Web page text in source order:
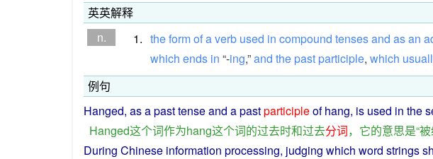
英英解释
n.
1. theformofaverb used in compound tensesand asan
which ends in “-ing,”and the past participle, which
例句
Hanged, asapasttenseand apastparticipleofhang, is used in the
Hanged这个词作为hang这个词的过去时和过去分词， 它的意思是“被
During Chinese information processing, judging which word strings